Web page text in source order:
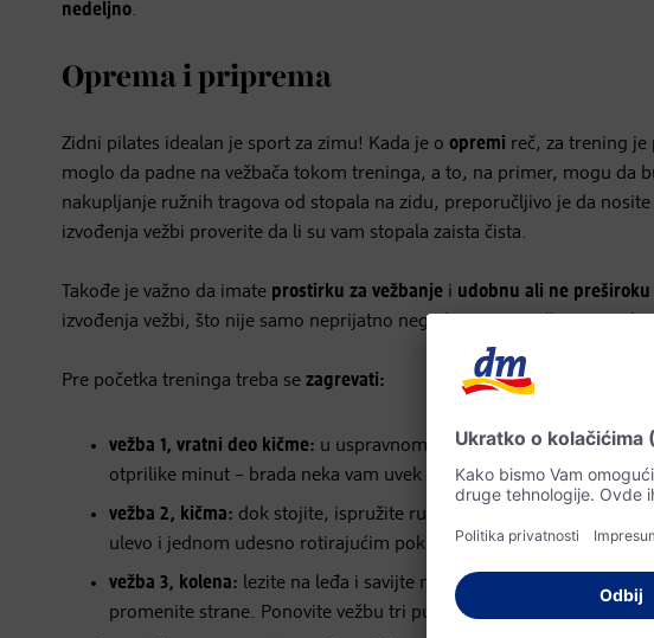
nedeljno.
Oprema i priprema
Zidni pilates idealan je sport za zimu! Kada je o opremi reč, za trening je
moglo da padne na vežbača tokom treninga, a to, na primer, mogu da
nakupljanje ružnih tragova od stopala na zidu, preporučljivo je da nosite
izvođenja vežbi proverite da li su vam stopala zaista čista.
Takođe je važno da imate prostirku za vežbanje i udobnu ali ne preširoku
izvođenja vežbi, što nije samo neprijatno nego bi vas i previše zagrevalo.
Pre početka treninga treba se zagrevati:
vežba 1, vratni deo kičme: u uspravnom sedećem položaju polako
otprilike minut – brada neka vam uvek bude usmerena prema
vežba 2, kičma: dok stojite, ispružite ruke u stranu – dlanove
ulevo i jednom udesno rotirajućim pokretima, držeći kukove
vežba 3, kolena: lezite na leđa i savijte noge. Povucite jedno
promenite strane. Ponovite vežbu tri puta.